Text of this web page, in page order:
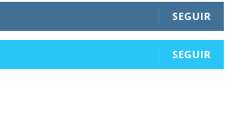
SEGUIR
SEGUIR